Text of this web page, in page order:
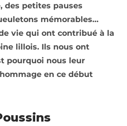
des petites pauses
mémorables…
vie qui ont contribué à la
lillois. Ils nous ont
pourquoi nous leur
en ce début